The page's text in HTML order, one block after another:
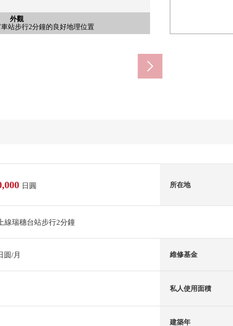
外觀
站步行2分鐘的良好地理位置
外觀
投資用而推薦
外觀
外觀
關澤小學(約600m)
西中學校(約650m)
穗台商店(約130m)
台東商店(約160m)
醫院(約220m)
穗台站西口店(約180m)
內為也能隨便順路去通勤、上學的話便利。
台站商店(約280m)
穗台郵局(約570m)
武東上幹線)(約160m)
東口、西口在在1977年完成的車站進入的車站
大樓。
日圓 所在地
線瑞穗台站步行2分鐘
圆/月 維修基金
私人使用面積
建築年